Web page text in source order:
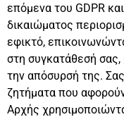
επόμενα του GDPR
δικαιώματος
εφικτό,
στη συγκατάθεσή σας,
την απόσυρσή της.
ζητήματα που
Αρχής